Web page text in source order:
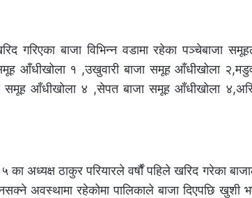
गरिएका बाजा विभिन्न वडामा रहेका पञ्चेबाजा
आँधीखोला १ ,उखुवारी बाजा समूह आँधीखोला
आँधीखोला ४ ,सेपत बाजा समूह आँधीखोला
अध्यक्ष ठाकुर परियारले वर्षौं पहिले खरिद गरेका
अवस्थामा रहेकोमा पालिकाले बाजा दिएपछि खुशी